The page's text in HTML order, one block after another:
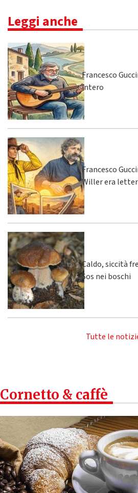
Leggi anche
Francesco
intero
Francesco
Willer era
Caldo, siccità
Sos nei boschi
Tutte le
Cornetto & caffè